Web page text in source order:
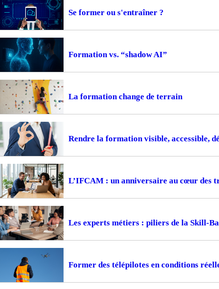
Se former ou s'entraîner ?
Formation vs. “shadow AI”
La formation change de terrain
Rendre la formation visible, accessible,
L’IFCAM : un anniversaire au cœur des
Les experts métiers : piliers de la Skill-
Former des télépilotes en conditions